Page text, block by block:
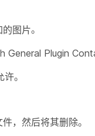
。
Plugin
许。
，然后将其删除。